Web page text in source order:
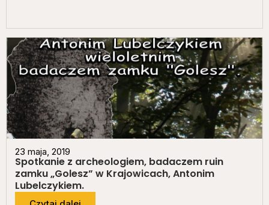
23 maja, 2019
Spotkanie z archeologiem, badaczem ruin
zamku „Golesz” w Krajowicach, Antonim
Lubelczykiem.